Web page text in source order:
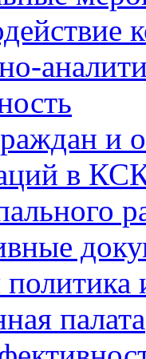
и
в
палата